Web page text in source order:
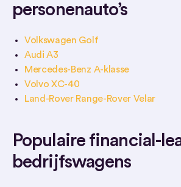
personenauto’s
Volkswagen Golf
Audi A3
Mercedes-Benz A-klasse
Volvo XC-40
Land-Rover Range-Rover Velar
Populaire financial-
bedrijfswagens